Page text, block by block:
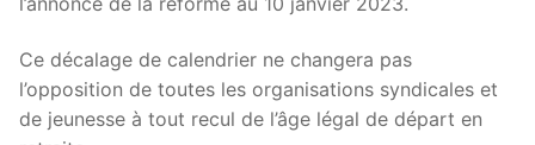
Ce décalage de calendrier ne changera pas
l’opposition de toutes les organisations syndicales et
de jeunesse à tout recul de l’âge légal de départ en